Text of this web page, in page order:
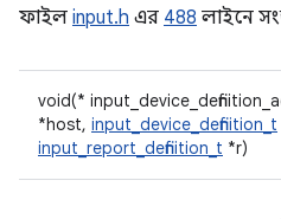
ফাইল input.h এর 488 লাইনে
void(*
*host, input_device_definition_t
input_report_definition_t *r)